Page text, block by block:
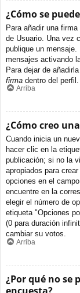
¿Cómo se
Para añadir una
de Usuario. Una vez
publique un
mensajes activando
Para dejar de
firma dentro del perfil.
Arriba
¿Cómo creo
Cuando inicia un
hacer clic en la
publicación; si no la
apropiados para
opciones en el
encuentre en la
elegir el número de
etiqueta "Opciones
(0 para duración
cambiar su votos.
Arriba
¿Por qué no se